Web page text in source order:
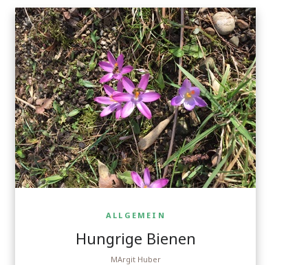
ALLGEMEIN
Hungrige Bienen
MArgit Huber